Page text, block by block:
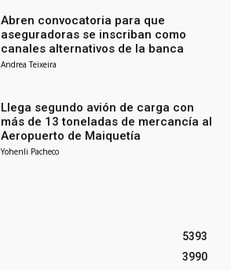
Abren convocatoria para que
aseguradoras se inscriban como
canales alternativos de la banca
Andrea Teixeira
Llega segundo avión de carga con
más de 13 toneladas de mercancía al
Aeropuerto de Maiquetía
Yohenli Pacheco
5393
3990